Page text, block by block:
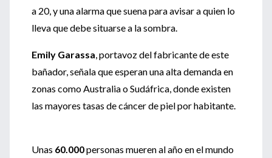
a 20, y una alarma que suena para avisar a quien lo
lleva que debe situarse a la sombra.
Emily Garassa, portavoz del fabricante de este
bañador, señala que esperan una alta demanda en
zonas como Australia o Sudáfrica, donde existen
las mayores tasas de cáncer de piel por habitante.
Unas 60.000personas mueren al año en el mundo